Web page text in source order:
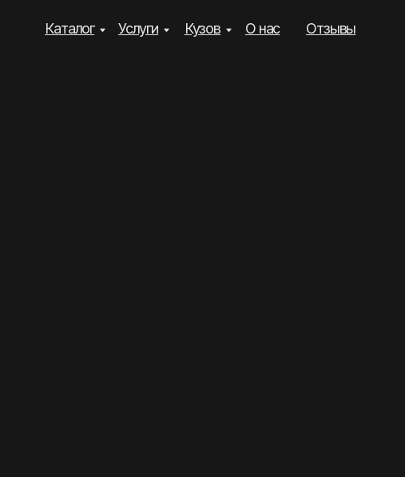
Каталог Услуги Кузов О нас Отзывы